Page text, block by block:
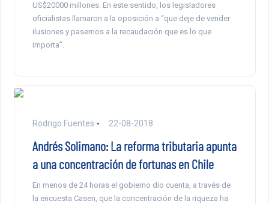
US$20000 millones. En este sentido, los legisladores
oficialistas llamaron a la oposición a “que deje de vender
ilusiones y pasemos a la recaudación que es lo que
importa”.
Rodrigo Fuentes 22-08-2018
Andrés Solimano: La reforma tributaria apunta
a una concentración de fortunas en Chile
En menos de 24 horas el gobierno dio cuenta, a través de
la encuesta Casen, que la concentración de la riqueza ha